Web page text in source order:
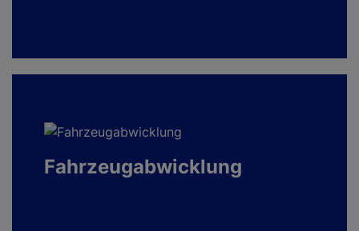
Fahrzeugabwicklung